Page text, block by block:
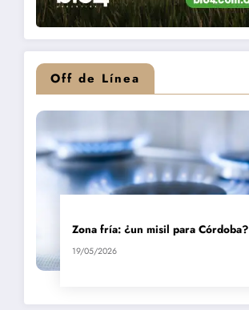
Off de Línea
Zona fría: ¿un misil para Córdoba?
19/05/2026